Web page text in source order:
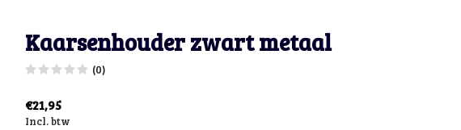
Kaarsenhouder zwart metaal
(0)
€21,95
Incl. btw